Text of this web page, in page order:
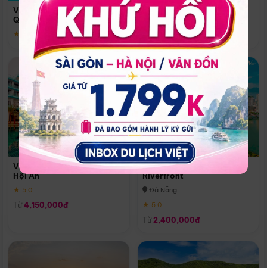
Vinpearl Resort & Spa Phu
Quoc
★ 5.0
Quoc
Phú Quốc
★ 5.0
Vinpearl Resort & Golf Nam
Hội An
★ 5.0
Từ 4,150,000đ
Melia Vinpearl Danang
Riverfront
Đà Nẵng
★ 5.0
Từ 2,400,000đ